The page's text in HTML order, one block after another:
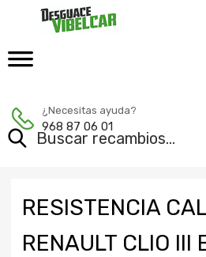
¿Necesitas ayuda?
968 87 06 01
RESISTENCIA
RENAULT CLIO III